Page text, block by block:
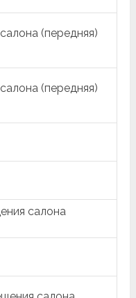
(передняя)
(передняя)
салона